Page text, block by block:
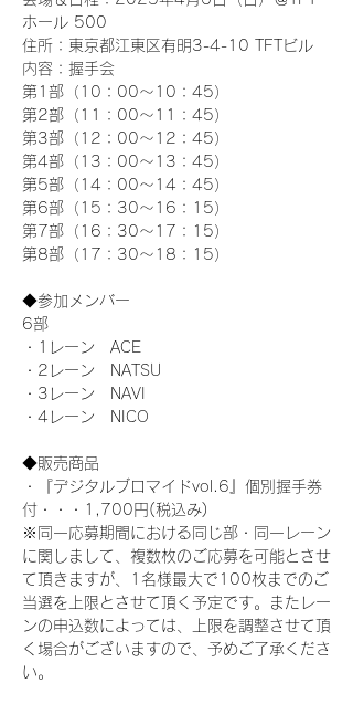
ホール 500
住所：東京都江東区有明3-4-10 TFTビル
内容：握手会
第1部（10：00～10：45）
第2部（11：00～11：45）
第3部（12：00～12：45）
第4部（13：00～13：45）
第5部（14：00～14：45）
第6部（15：30～16：15）
第7部（16：30～17：15）
第8部（17：30～18：15）
◆参加メンバー
6部
・1レーン　ACE
・2レーン　NATSU
・3レーン　NAVI
・4レーン　NICO
◆販売商品
・『デジタルブロマイドvol.6』個別握手券
付・・・1,700円(税込み)
※同一応募期間における同じ部・同一レーン
に関しまして、複数枚のご応募を可能とさせ
て頂きますが、1名様最大で100枚までのご
当選を上限とさせて頂く予定です。またレー
ンの申込数によっては、上限を調整させて頂
く場合がございますので、予めご了承くださ
い。